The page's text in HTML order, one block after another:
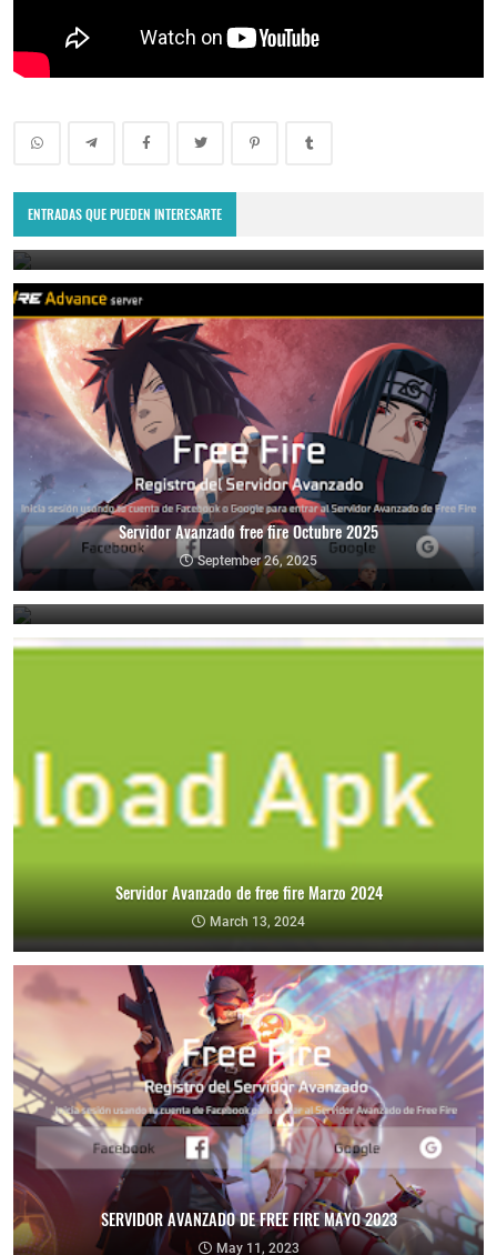
ENTRADAS QUE PUEDEN INTERESARTE
E INSTALAR EL SERVIDOR AVANZADO DE FREE FIRE FF LATAM
March 13, 2026
Servidor Avanzado free fire Octubre 2025
September 26, 2025
Nuevo Servidor Avanzado de free fire Noviembre 2024
November 7, 2024
Servidor Avanzado de free fire Marzo 2024
March 13, 2024
SERVIDOR AVANZADO DE FREE FIRE MAYO 2023
May 11, 2023